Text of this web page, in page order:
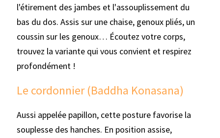
l'étirement des jambes et l'assouplissement du
bas du dos. Assis sur une chaise, genoux pliés, un
coussin sur les genoux… Écoutez votre corps,
trouvez la variante qui vous convient et respirez
profondément !
Le cordonnier (Baddha Konasana)
Aussi appelée papillon, cette posture favorise la
souplesse des hanches. En position assise,